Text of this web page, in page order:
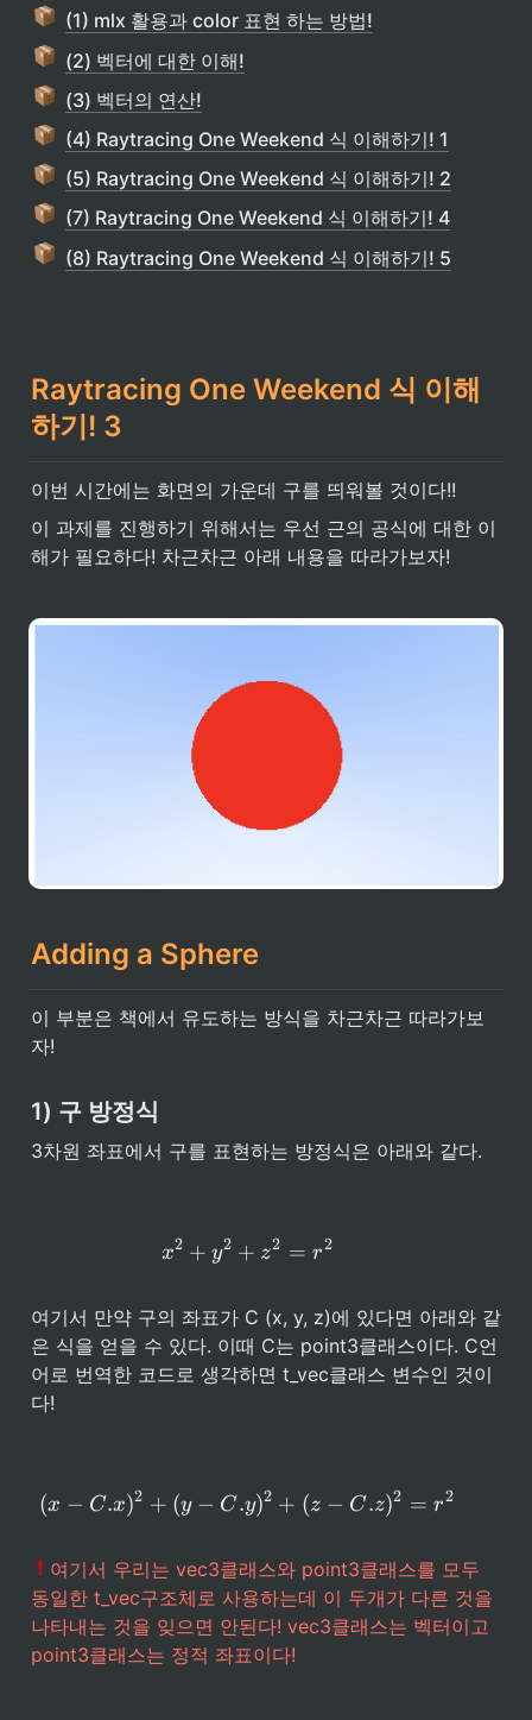
(1) mlx 활용과 color 표현 하는 방법!
(2) 벡터에 대한 이해!
(3) 벡터의 연산!
(4) Raytracing One Weekend 식 이해하기! 1
(5) Raytracing One Weekend 식 이해하기! 2
(7) Raytracing One Weekend 식 이해하기! 4
(8) Raytracing One Weekend 식 이해하기! 5
Raytracing One Weekend 식 이해
하기! 3
이번 시간에는 화면의 가운데 구를 띄워볼 것이다!!
이 과제를 진행하기 위해서는 우선 근의 공식에 대한 이
해가 필요하다! 차근차근 아래 내용을 따라가보자!
Adding a Sphere
이 부분은 책에서 유도하는 방식을 차근차근 따라가보
자!
1) 구 방정식
3차원 좌표에서 구를 표현하는 방정식은 아래와 같다.
x^2 + y^2 + z^2 = r^2
x2 + y2 + z2 = r2
여기서 만약 구의 좌표가 C (x, y, z)에 있다면 아래와 같
은 식을 얻을 수 있다. 이때 C는 point3클래스이다. C언
어로 번역한 코드로 생각하면 t_vec클래스 변수인 것이
다!
(x - C.x)^2 + (y - C.y)^2 +
(x − C.x)2 + (y − C.y)2 + (z − C.z)2 = r2
여기서 우리는 vec3클래스와 point3클래스를 모두
동일한 t_vec구조체로 사용하는데 이 두개가 다른 것을
나타내는 것을 잊으면 안된다! vec3클래스는 벡터이고
point3클래스는 정적 좌표이다!